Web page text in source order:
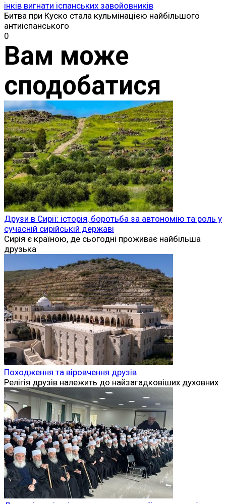
інків вигнати іспанських завойовників
Битва при Куско стала кульмінацією найбільшого
антиіспанського
0
Вам може
сподобатися
Друзи в Сирії: історія, боротьба за автономію та роль у
сучасній сирійській державі
Сирія є країною, де сьогодні проживає найбільша
друзька
Походження та віровчення друзів
Релігія друзів належить до найзагадковіших духовних